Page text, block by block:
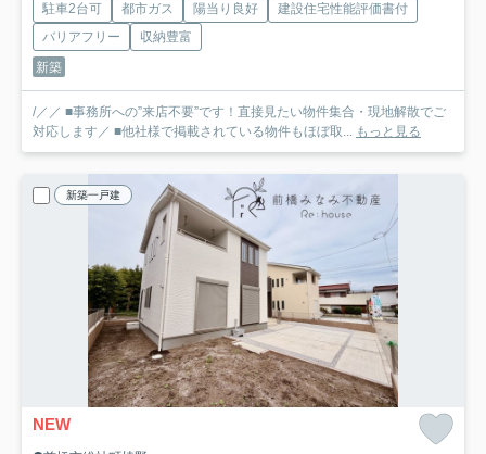
駐車2台可 都市ガス 陽当り良好
建設住宅性能評価書付
バリアフリー
収納豊富
新築
/／／ ■事務所への”来店不要”です！直接見たい物件集合・現地解散でご
対応します／ ■他社様で掲載されている物件もほぼ取... もっと見る
新築一戸建
NEW